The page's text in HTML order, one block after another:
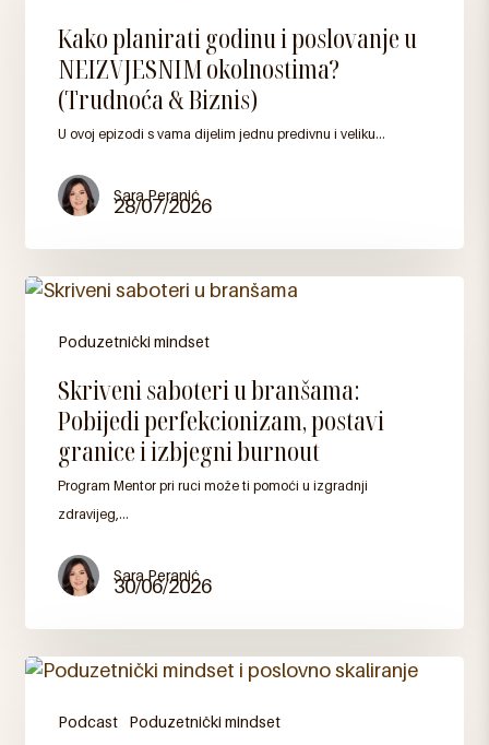
Kako
planirati
godinu
poslovanje
NEIZVJESNIM
(Trudnoća
&
Kako planirati godinu i poslovanje u
NEIZVJESNIM okolnostima?
(Trudnoća & Biznis)
U ovoj epizodi s vama dijelim jednu predivnu i veliku…
Sara Peranić
28/07/2026
Poduzetnički mindset
Skriveni
saboteri
branšama:
Pobijedi
perfekcionizam,
granice
izbjegni
burnout
Skriveni saboteri u branšama:
Pobijedi perfekcionizam, postavi
granice i izbjegni burnout
Program Mentor pri ruci može ti pomoći u izgradnji
zdravijeg,…
Sara Peranić
30/06/2026
Podcast Poduzetnički mindset